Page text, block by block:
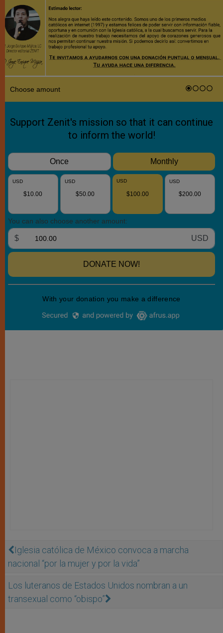
Iglesia católica de México convoca a marcha
nacional “por la mujer y por la vida”
Los luteranos de Estados Unidos nombran a un
transexual como “obispo”